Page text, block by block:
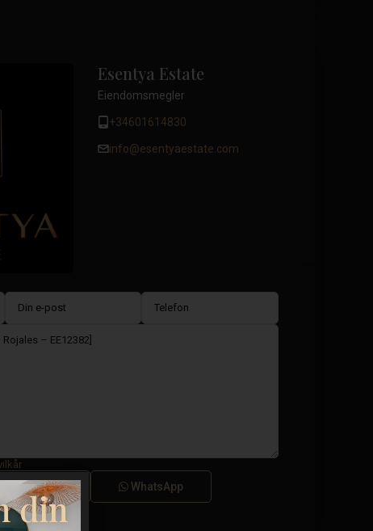
Esentya Estate
Eiendomsmegler
+34601614830
info@esentyaestate.com
Ringe WhatsApp
din